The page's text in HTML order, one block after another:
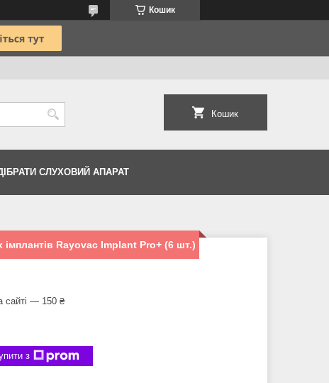
Кошик
Кошик
СЛУХОВИЙ АПАРАТ
Rayovac Implant Pro+ (6 шт.)
сайті — 150 ₴
з